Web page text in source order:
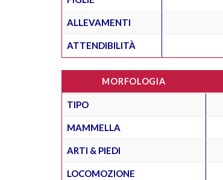
ALLEVAMENTI
ATTENDIBILITÀ
MORFOLOGIA
TIPO
MAMMELLA
ARTI & PIEDI
LOCOMOZIONE